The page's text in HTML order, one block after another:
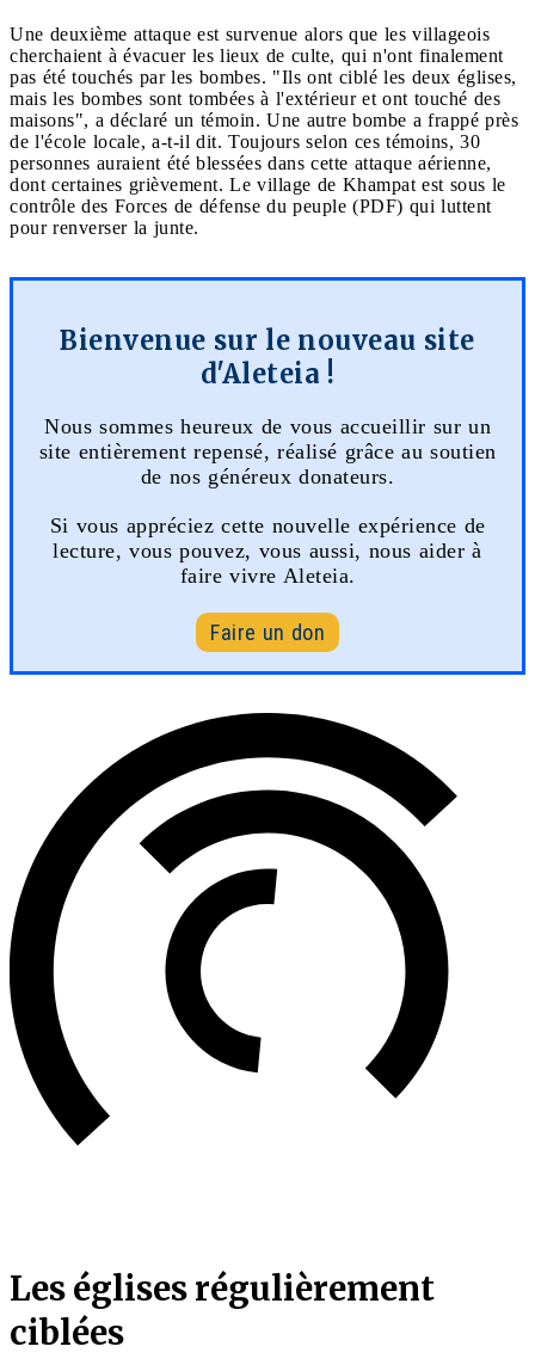
Une deuxième attaque est survenue alors que les villageois
cherchaient à évacuer les lieux de culte, qui n'ont finalement
pas été touchés par les bombes. "Ils ont ciblé les deux églises,
mais les bombes sont tombées à l'extérieur et ont touché des
maisons", a déclaré un témoin. Une autre bombe a frappé près
de l'école locale, a-t-il dit. Toujours selon ces témoins, 30
personnes auraient été blessées dans cette attaque aérienne,
dont certaines grièvement. Le village de Khampat est sous le
contrôle des Forces de défense du peuple (PDF) qui luttent
pour renverser la junte.
Bienvenue sur le nouveau site
d'Aleteia !
Nous sommes heureux de vous accueillir sur un
site entièrement repensé, réalisé grâce au soutien
de nos généreux donateurs.
Si vous appréciez cette nouvelle expérience de
lecture, vous pouvez, vous aussi, nous aider à
faire vivre Aleteia.
Faire un don
Les églises régulièrement
ciblées